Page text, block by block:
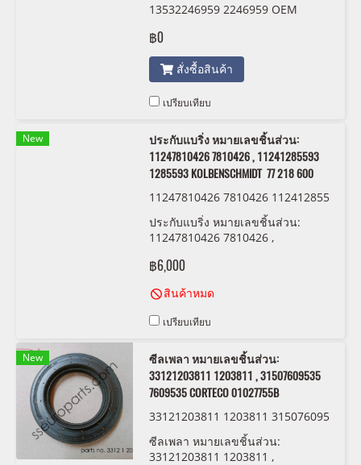
13532246959 2246959 OEM
฿0
สั่งซื้อสินค้า
เปรียบเทียบ
New
ประกับแบริ่ง หมายเลขชิ้นส่วน:
11247810426 7810426 , 11241285593
1285593 KOLBENSCHMIDT 77 218 600
11247810426 7810426 112412855
93 1285593 KOLBENSCHMIDT 77
218600
ประกับแบริ่ง หมายเลขชิ้นส่วน:
11247810426 7810426 ,
KOLBENSCHMIDT 77 218 600
฿6,000
สินค้าหมด
เปรียบเทียบ
New
ซีลเพลา หมายเลขชิ้นส่วน:
33121203811 1203811 , 31507609535
7609535 CORTECO 01027755B
33121203811 1203811 315076095
35 7609535 CORTECO 01027755B
ซีลเพลา หมายเลขชิ้นส่วน:
33121203811 1203811 ,